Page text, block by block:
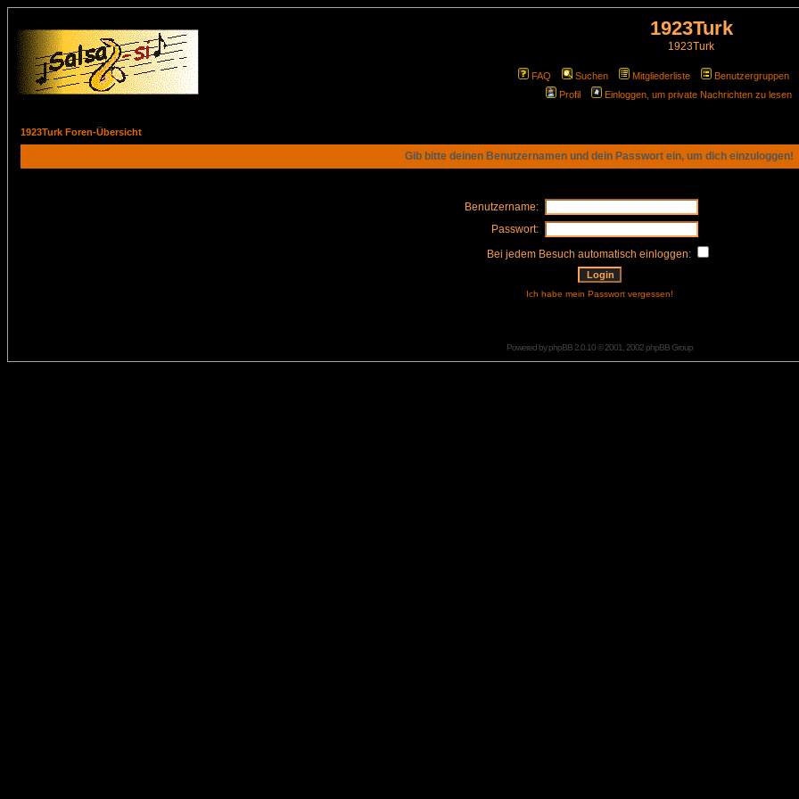
1923Turk
1923Turk
FAQ Suchen Mitgliederliste Benutzergruppen
Profil
Einloggen, um private Nachrichten zu lesen
1923Turk Foren-Übersicht
Gib bitte deinen Benutzernamen und dein Passwort ein, um dich einzuloggen!
Benutzername:
Passwort:
Bei jedem Besuch automatisch einloggen:
Ich habe mein Passwort vergessen!
Powered byphpBB2.0.10 © 2001, 2002 phpBB Group